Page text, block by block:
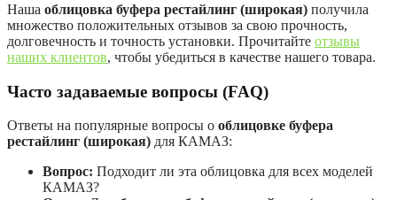
Наша облицовка буфера рестайлинг (широкая) получила
множество положительных отзывов за свою прочность,
долговечность и точность установки. Прочитайте отзывы
наших клиентов, чтобы убедиться в качестве нашего товара.
Часто задаваемые вопросы (FAQ)
Ответы на популярные вопросы о облицовке буфера
рестайлинг (широкая) для КАМАЗ:
Вопрос: Подходит ли эта облицовка для всех моделей
КАМАЗ?